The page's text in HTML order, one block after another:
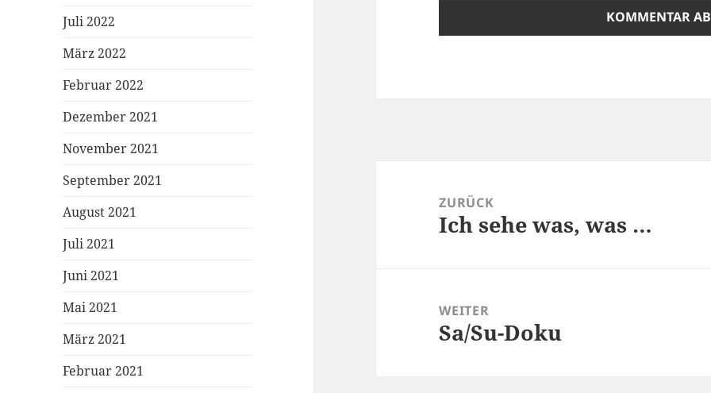
Juli 2022
März 2022
Februar 2022
Dezember 2021
November 2021
September 2021
August 2021
Juli 2021
Juni 2021
Mai 2021
März 2021
Februar 2021
ZURÜCK
Vorheriger
Ich sehe was, was …
WEITER
Nächster
Sa/Su-Doku